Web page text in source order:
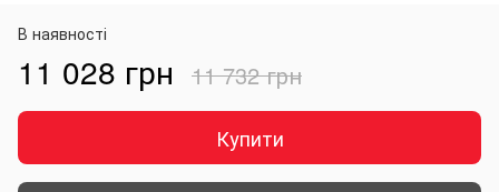
В наявності
11 028 грн 11 732 грн
Купити